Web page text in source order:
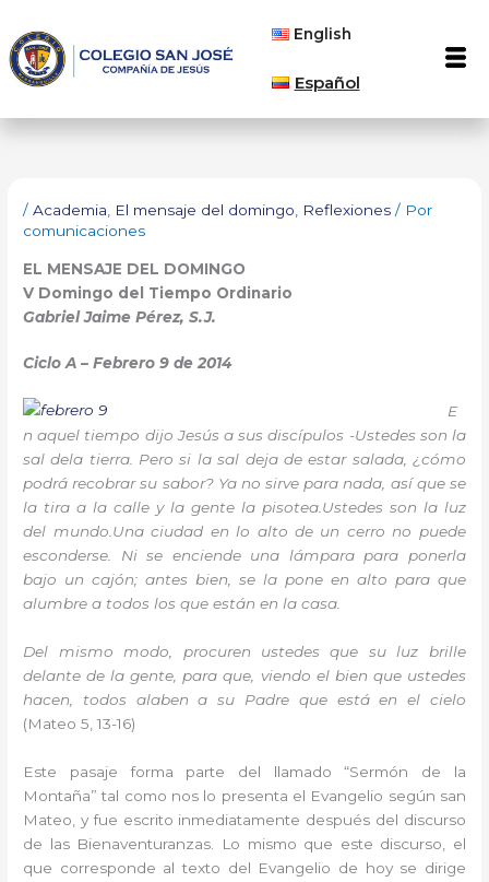
contenido
English
Español
/Academia, El mensaje del domingo, Reflexiones / Por
comunicaciones
EL MENSAJE DEL DOMINGO
V Domingo del Tiempo Ordinario
Gabriel Jaime Pérez, S.J.
Ciclo A – Febrero 9 de 2014
E
n aquel tiempo dijo Jesús a sus discípulos -Ustedes son la
sal dela tierra. Pero si la sal deja de estar salada, ¿cómo
podrá recobrar su sabor? Ya no sirve para nada, así que se
la tira a la calle y la gente la pisotea.Ustedes son la luz
del mundo.Una ciudad en lo alto de un cerro no puede
esconderse. Ni se enciende una lámpara para ponerla
bajo un cajón; antes bien, se la pone en alto para que
alumbre a todos los que están en la casa.
Del mismo modo, procuren ustedes que su luz brille
delante de la gente, para que, viendo el bien que ustedes
hacen, todos alaben a su Padre que está en el cielo
(Mateo 5, 13-16)
Este pasaje forma parte del llamado “Sermón de la
Montaña” tal como nos lo presenta el Evangelio según san
Mateo, y fue escrito inmediatamente después del discurso
de las Bienaventuranzas. Lo mismo que este discurso, el
que corresponde al texto del Evangelio de hoy se dirige